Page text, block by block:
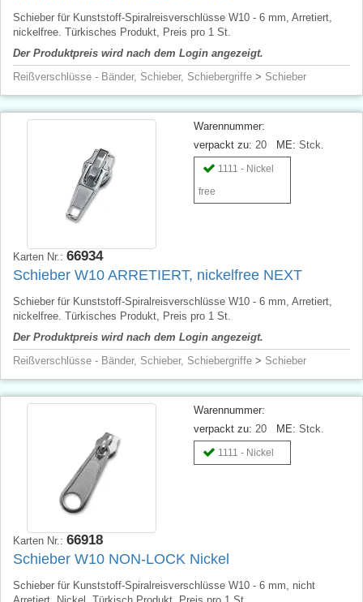
Schieber für Kunststoff-Spiralreisverschlüsse W10 - 6 mm, Arretiert,
nickelfree. Türkisches Produkt, Preis pro 1 St.
Der Produktpreis wird nach dem Login angezeigt.
Reißverschlüsse - Bänder, Schieber, Schiebergriffe > Schieber
Warennummer:
verpackt zu: 20 ME: Stck.
1111 - Nickel
free
Karten Nr.: 66934
Schieber W10 ARRETIERT, nickelfree NEXT
Schieber für Kunststoff-Spiralreisverschlüsse W10 - 6 mm, Arretiert,
nickelfree. Türkisches Produkt, Preis pro 1 St.
Der Produktpreis wird nach dem Login angezeigt.
Reißverschlüsse - Bänder, Schieber, Schiebergriffe > Schieber
Warennummer:
verpackt zu: 20 ME: Stck.
1111 - Nickel
Karten Nr.: 66918
Schieber W10 NON-LOCK Nickel
Schieber für Kunststoff-Spiralreisverschlüsse W10 - 6 mm, nicht
Arretiert, Nickel. Türkisch Produkt, Preis pro 1 St.